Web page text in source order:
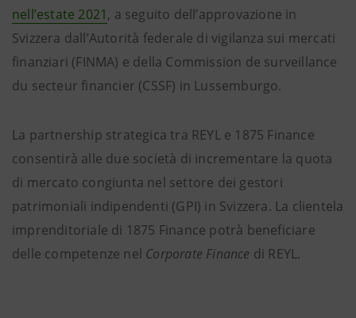
nell’estate 2021, a seguito dell’approvazione in
Svizzera dall’Autorità federale di vigilanza sui mercati
finanziari (FINMA) e della Commission de surveillance
du secteur financier (CSSF) in Lussemburgo.
La partnership strategica tra REYL e 1875 Finance
consentirà alle due società di incrementare la quota
di mercato congiunta nel settore dei gestori
patrimoniali indipendenti (GPI) in Svizzera. La clientela
imprenditoriale di 1875 Finance potrà beneficiare
delle competenze nel Corporate Finance di REYL.